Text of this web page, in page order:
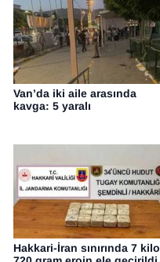
Van’da iki aile arasında
kavga: 5 yaralı
Hakkari-İran sınırında 7 kilo